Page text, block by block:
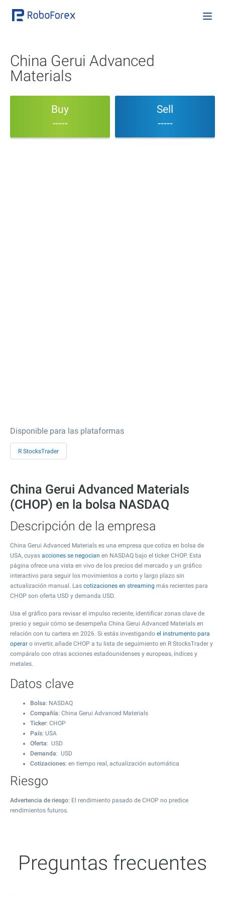
China Gerui Advanced
Materials
Buy
-----
Sell
-----
Disponible para las plataformas
R StocksTrader
China Gerui Advanced Materials
(CHOP) en la bolsa NASDAQ
Descripción de la empresa
China Gerui Advanced Materials es una empresa que cotiza en bolsa de
USA, cuyas acciones se negocian en NASDAQ bajo el ticker CHOP. Esta
página ofrece una vista en vivo de los precios del mercado y un gráfico
interactivo para seguir los movimientos a corto y largo plazo sin
actualización manual. Las cotizaciones en streaming más recientes para
CHOP son oferta USD y demanda USD.
Usa el gráfico para revisar el impulso reciente, identificar zonas clave de
precio y seguir cómo se desempeña China Gerui Advanced Materials en
relación con tu cartera en 2026. Si estás investigando el instrumento para
operar o invertir, añade CHOP a tu lista de seguimiento en R StocksTrader y
compáralo con otras acciones estadounidenses y europeas, índices y
metales.
Datos clave
Bolsa: NASDAQ
Compañía: China Gerui Advanced Materials
Ticker: CHOP
País: USA
Oferta: USD
Demanda: USD
Cotizaciones: en tiempo real, actualización automática
Riesgo
Advertencia de riesgo: El rendimiento pasado de CHOP no predice
rendimientos futuros.
Preguntas frecuentes